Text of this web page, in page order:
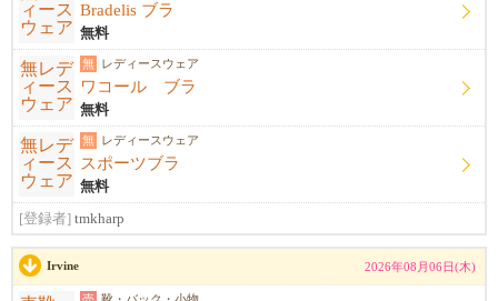
Bradelis ブラ
無料
無 レディースウェア
ワコール ブラ
無料
無 レディースウェア
スポーツブラ
無料
[登録者] tmkharp
Irvine 2026年08月06日(木)